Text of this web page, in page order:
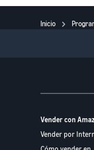
Inicio
Vender con
Vender por